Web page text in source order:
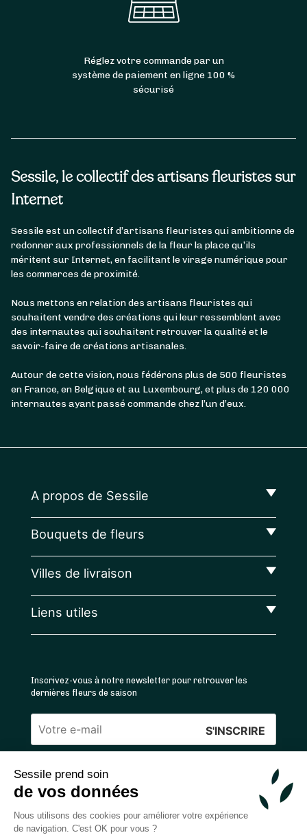
Sessile prend soin
de vos données
Nous utilisons des cookies pour améliorer votre expérience
de navigation. C'est OK pour vous ?
Sessile, le collectif des artisans fleuristes sur
Internet
Sessile est un collectif d’artisans fleuristes qui ambitionne de
redonner aux professionnels de la fleur la place qu’ils
méritent sur Internet, en facilitant le virage numérique pour
les commerces de proximité.
Nous mettons en relation des artisans fleuristes qui
souhaitent vendre des créations qui leur ressemblent avec
des internautes qui souhaitent retrouver la qualité et le
savoir-faire de créations artisanales.
Autour de cette vision, nous fédérons plus de 500 fleuristes
en France, en Belgique et au Luxembourg, et plus de 120 000
internautes ayant passé commande chez l’un d’eux.
Réglez votre commande par un
système de paiement en ligne 100 %
sécurisé
A propos de Sessile
Bouquets de fleurs
Villes de livraison
Liens utiles
Inscrivez-vous à notre newsletter pour retrouver les
dernières fleurs de saison
Veuillez
ce
champ
4.4 /5 ⭐ | 120 000+ bouquets livrés |
Achats 100% sécurisés